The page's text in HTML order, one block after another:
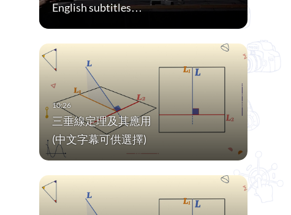
English subtitles…
三垂線定理及其應用
(中文字幕可供選擇)